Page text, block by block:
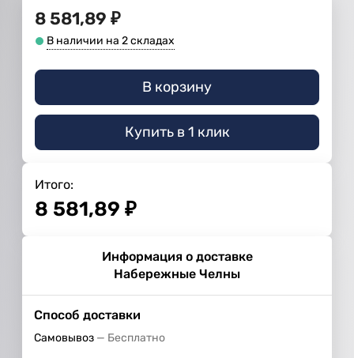
8 581,89 ₽
В наличии на 2 складах
В корзину
Купить в 1 клик
Итого:
8 581,89 ₽
Информация о доставке
Набережные Челны
Способ доставки
Самовывоз Бесплатно